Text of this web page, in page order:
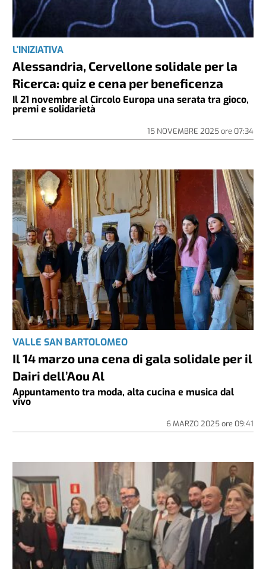
L'INIZIATIVA
Alessandria, Cervellone solidale per la
Ricerca: quiz e cena per beneficenza
Il 21 novembre al Circolo Europa una serata tra gioco,
premi e solidarietà
15 NOVEMBRE 2025ore 07:34
VALLE SAN BARTOLOMEO
Il 14 marzo una cena di gala solidale per il
Dairi dell’Aou Al
Appuntamento tra moda, alta cucina e musica dal
vivo
6 MARZO 2025ore 09:41